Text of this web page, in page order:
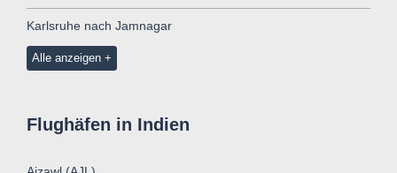
Karlsruhe nach Jamnagar
Alle anzeigen
Flughäfen in Indien